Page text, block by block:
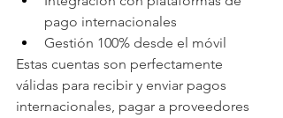
pago internacionales
Gestión 100% desde el móvil
Estas cuentas son perfectamente
válidas para recibir y enviar pagos
internacionales, pagar a proveedores